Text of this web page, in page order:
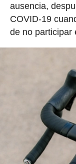
ausencia,
COVID-19
de no participar